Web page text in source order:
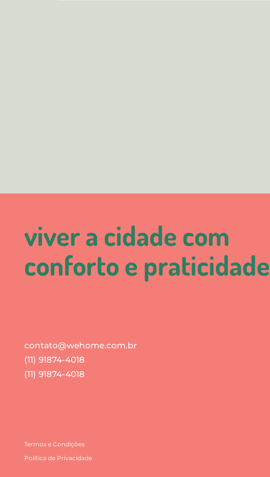
viver a cidade com
conforto e praticidade
contato@wehome.com.br
(11) 91874-4018
(11) 91874-4018
Termos e Condições
Política de Privacidade